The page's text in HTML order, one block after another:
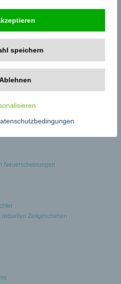
Neuerscheinungen
Zeitgeschehen
speichern